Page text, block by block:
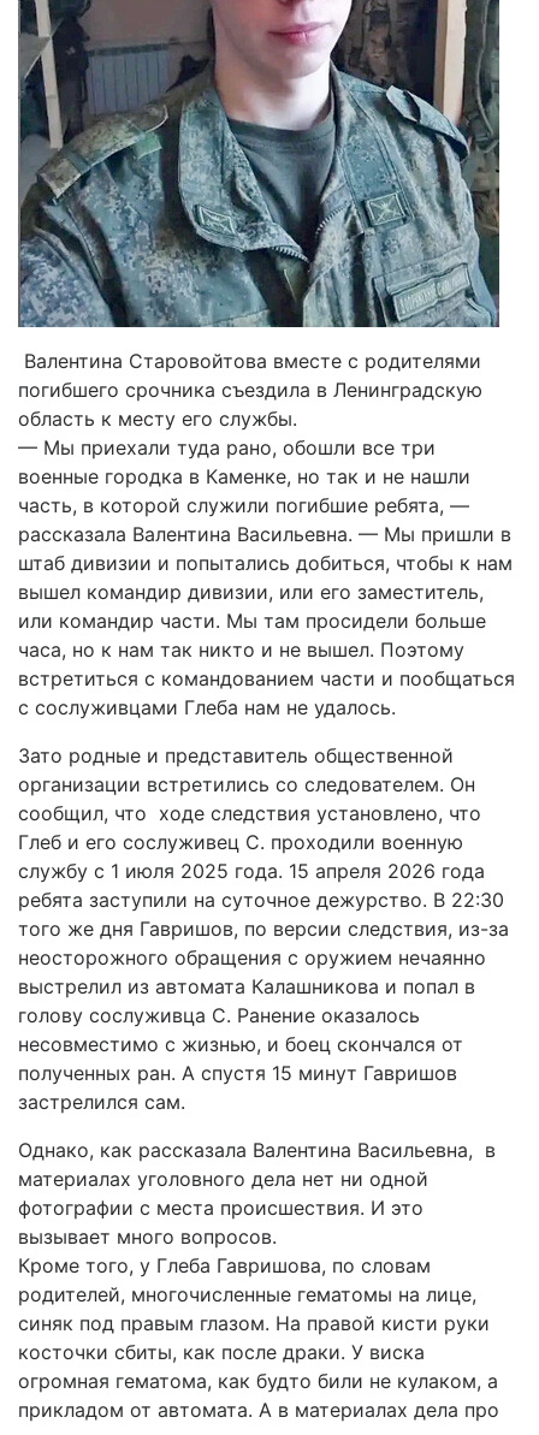
Валентина Старовойтова вместе с родителями
погибшего срочника съездила в Ленинградскую
область к месту его службы.
— Мы приехали туда рано, обошли все три
военные городка в Каменке, но так и не нашли
часть, в которой служили погибшие ребята, —
рассказала Валентина Васильевна. — Мы пришли в
штаб дивизии и попытались добиться, чтобы к нам
вышел командир дивизии, или его заместитель,
или командир части. Мы там просидели больше
часа, но к нам так никто и не вышел. Поэтому
встретиться с командованием части и пообщаться
с сослуживцами Глеба нам не удалось.
Зато родные и представитель общественной
организации встретились со следователем. Он
сообщил, что ходе следствия установлено, что
Глеб и его сослуживец С. проходили военную
службу с 1 июля 2025 года. 15 апреля 2026 года
ребята заступили на суточное дежурство. В 22:30
того же дня Гавришов, по версии следствия, из-за
неосторожного обращения с оружием нечаянно
выстрелил из автомата Калашникова и попал в
голову сослуживца С. Ранение оказалось
несовместимо с жизнью, и боец скончался от
полученных ран. А спустя 15 минут Гавришов
застрелился сам.
Однако, как рассказала Валентина Васильевна, в
материалах уголовного дела нет ни одной
фотографии с места происшествия. И это
вызывает много вопросов.
Кроме того, у Глеба Гавришова, по словам
родителей, многочисленные гематомы на лице,
синяк под правым глазом. На правой кисти руки
косточки сбиты, как после драки. У виска
огромная гематома, как будто били не кулаком, а
прикладом от автомата. А в материалах дела про